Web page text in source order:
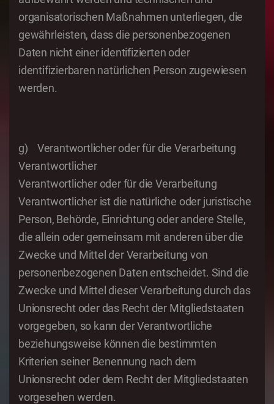
organisatorischen Maßnahmen unterliegen, die
gewährleisten, dass die personenbezogenen
Daten nicht einer identifizierten oder
identifizierbaren natürlichen Person zugewiesen
werden.
g) Verantwortlicher oder für die Verarbeitung
Verantwortlicher
Verantwortlicher oder für die Verarbeitung
Verantwortlicher ist die natürliche oder juristische
Person, Behörde, Einrichtung oder andere Stelle,
die allein oder gemeinsam mit anderen über die
Zwecke und Mittel der Verarbeitung von
personenbezogenen Daten entscheidet. Sind die
Zwecke und Mittel dieser Verarbeitung durch das
Unionsrecht oder das Recht der Mitgliedstaaten
vorgegeben, so kann der Verantwortliche
beziehungsweise können die bestimmten
Kriterien seiner Benennung nach dem
Unionsrecht oder dem Recht der Mitgliedstaaten
vorgesehen werden.